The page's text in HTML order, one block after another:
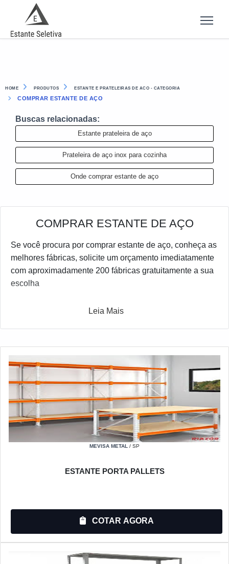
HOME PRODUTOS ESTANTE E PRATELEIRAS DE ACO - CATEGORIA
COMPRAR ESTANTE DE AÇO
Buscas relacionadas:
Estante prateleira de aço
Prateleira de aço inox para cozinha
Onde comprar estante de aço
COMPRAR ESTANTE DE AÇO
Se você procura por comprar estante de aço, conheça as
melhores fábricas, solicite um orçamento imediatamente
com aproximadamente 200 fábricas gratuitamente a sua
escolha
Leia Mais
MEVISA METAL / SP
ESTANTE PORTA PALLETS
COTAR AGORA